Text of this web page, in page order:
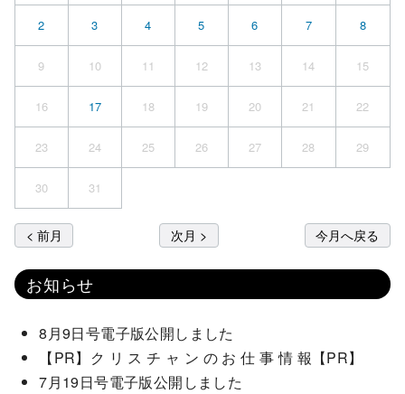
2 3 4 5 6 7 8
9 10 11 12 13 14 15
16 17 18 19 20 21 22
23 24 25 26 27 28 29
30 31
< 前月 次月 > 今月へ戻る
お知らせ
8月9日号電子版公開しました
【PR】ク リ ス チ ャ ン の お 仕 事 情 報【PR】
7月19日号電子版公開しました